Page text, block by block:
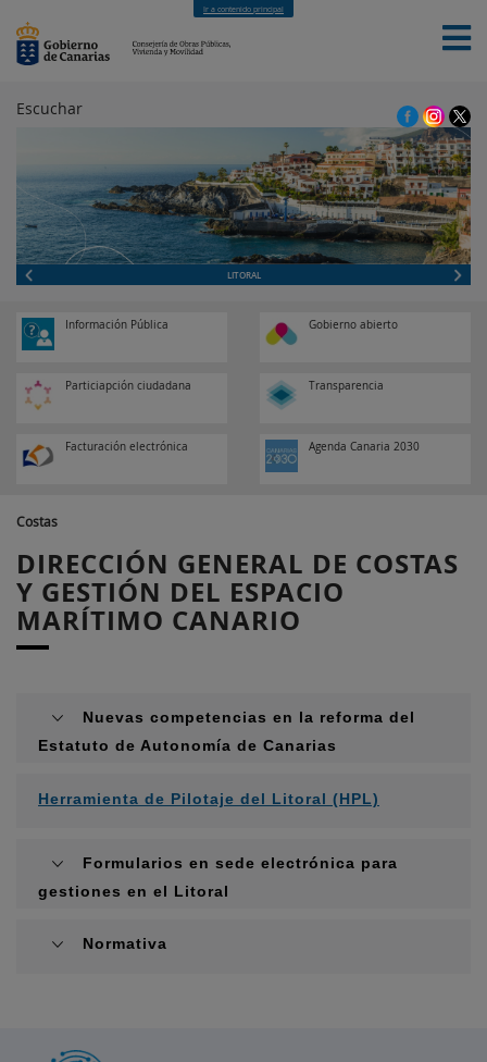
Ir a contenido principal
INICIO LA CONSEJERIA CONTACTO
Escuchar
LITORAL
Información Pública Gobierno abierto
Particiapción ciudadana Transparencia
Facturación electrónica Agenda Canaria 2030
Costas
DIRECCIÓN GENERAL DE COSTAS
Y GESTIÓN DEL ESPACIO
MARÍTIMO CANARIO
Nuevas competencias en la reforma del
Estatuto de Autonomía de Canarias
Herramienta de Pilotaje del Litoral (HPL)
Formularios en sede electrónica para
gestiones en el Litoral
Normativa